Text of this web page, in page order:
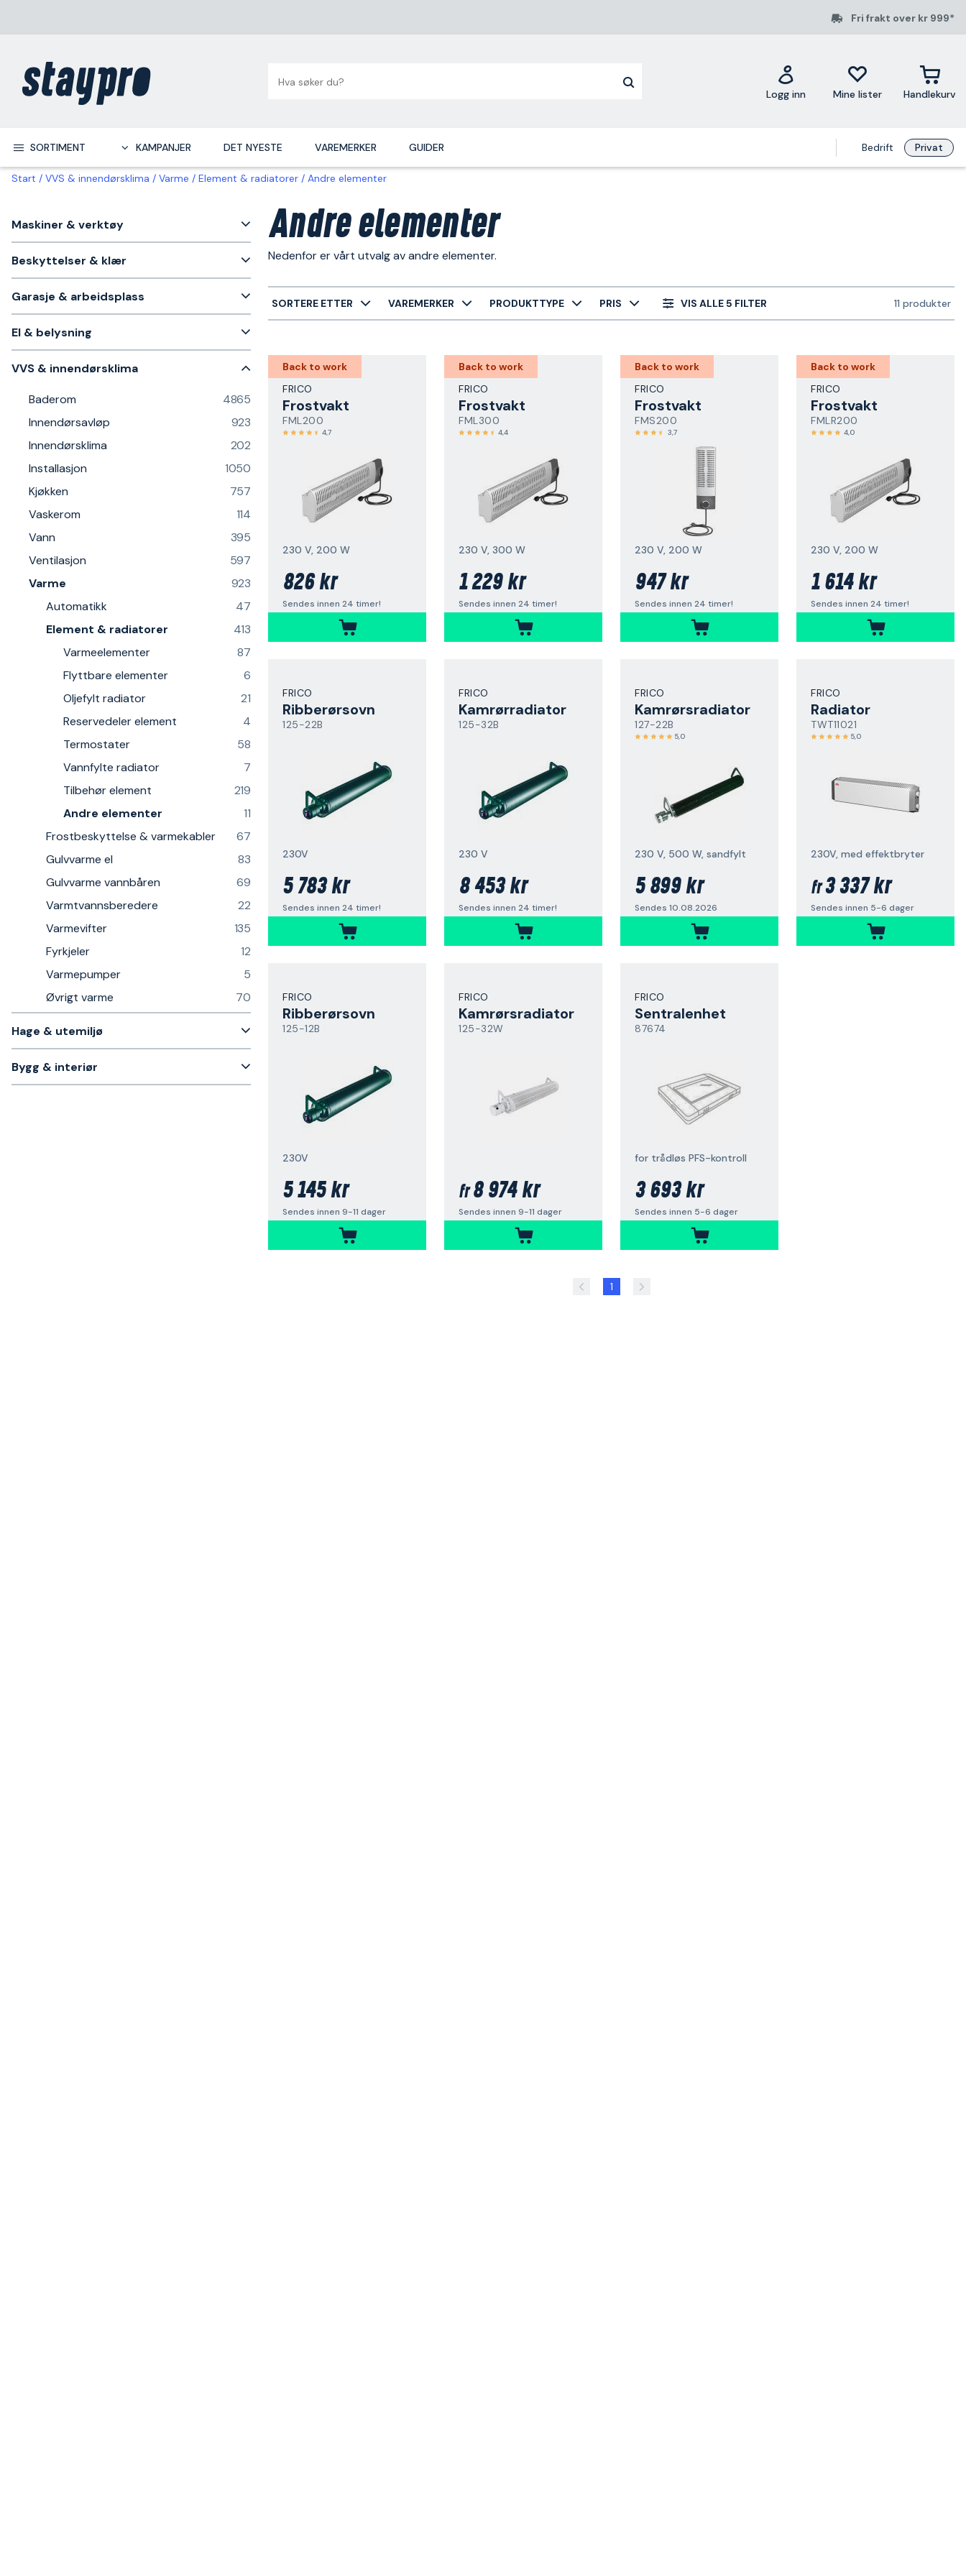
Fri frakt over kr 999*
Logg inn Mine lister Handlekurv
SORTIMENT KAMPANJER DET NYESTE VAREMERKER GUIDER Bedrift Privat
Start VVS & innendørsklima Varme Element & radiatorer Andre elementer
Maskiner & verktøy
Beskyttelser & klær
Garasje & arbeidsplass
El & belysning
VVS & innendørsklima
Baderom
4865
Innendørsavløp
923
Innendørsklima
202
Installasjon
1050
Kjøkken
757
Vaskerom
114
Vann
395
Ventilasjon
597
Varme
923
Automatikk
47
Element & radiatorer
413
Varmeelementer
87
Flyttbare elementer
6
Oljefylt radiator
21
Reservedeler element
4
Termostater
58
Vannfylte radiator
7
Tilbehør element
219
Andre elementer
11
Frostbeskyttelse & varmekabler
67
Gulvvarme el
83
Gulvvarme vannbåren
69
Varmtvannsberedere
22
Varmevifter
135
Fyrkjeler
12
Varmepumper
5
Øvrigt varme
70
Hage & utemiljø
Bygg & interiør
Andre elementer
Nedenfor er vårt utvalg av andre elementer.
SORTERE ETTER VAREMERKER PRODUKTTYPE PRIS VIS ALLE 5 FILTER 11 produkter
Back to work
FRICO
Frostvakt
FML200
4,7
230 V, 200 W
826 kr
Sendes innen 24 timer!
Back to work
FRICO
Frostvakt
FML300
4,4
230 V, 300 W
1 229 kr
Sendes innen 24 timer!
Back to work
FRICO
Frostvakt
FMS200
3,7
230 V, 200 W
947 kr
Sendes innen 24 timer!
Back to work
FRICO
Frostvakt
FMLR200
4,0
230 V, 200 W
1 614 kr
Sendes innen 24 timer!
FRICO
Ribberørsovn
125-22B
230V
5 783 kr
Sendes innen 24 timer!
FRICO
Kamrørradiator
125-32B
230 V
8 453 kr
Sendes innen 24 timer!
FRICO
Kamrørsradiator
127-22B
5,0
230 V, 500 W, sandfylt
5 899 kr
Sendes 10.08.2026
FRICO
Radiator
TWT11021
5,0
230V, med effektbryter
fr3 337 kr
Sendes innen 5-6 dager
FRICO
Ribberørsovn
125-12B
230V
5 145 kr
Sendes innen 9-11 dager
FRICO
Kamrørsradiator
125-32W
fr8 974 kr
Sendes innen 9-11 dager
FRICO
Sentralenhet
87674
for trådløs PFS-kontroll
3 693 kr
Sendes innen 5-6 dager
1